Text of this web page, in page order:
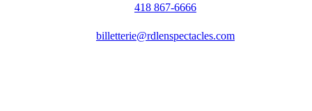
418 867-6666
billetterie@rdlenspectacles.com